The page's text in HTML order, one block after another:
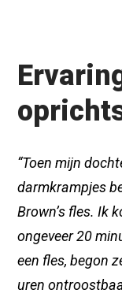
“Toen mijn
darmkrampjes
Brown’s fles. Ik
ongeveer 20
een fles, begon
uren